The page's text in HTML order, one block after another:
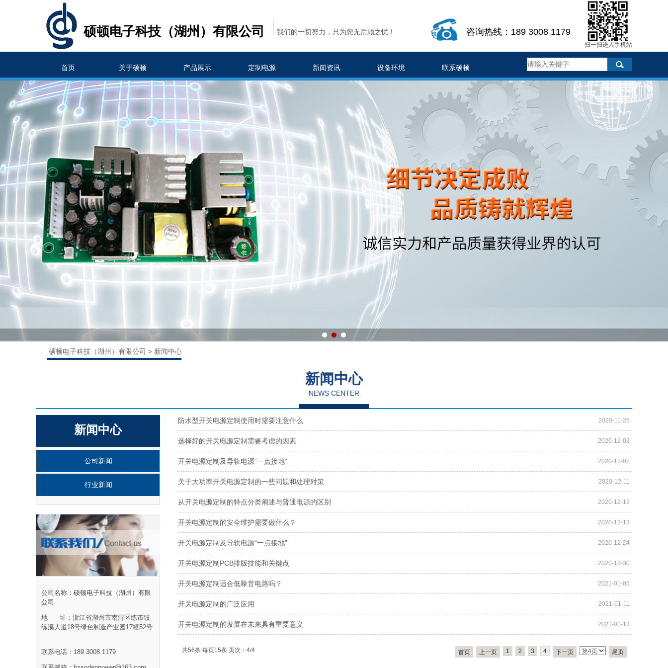
硕顿电子科技（湖州）有限公司
首页 关于硕顿 产品展示 定制电源 新闻资讯 设备环境 联系硕顿
咨询热线：189 3008 1179
我们的一切努力，只为您无后顾之忧！
扫一扫进入手机站
公司名称： 硕顿电子科技（湖州）有限
公司
地 址： 浙江省湖州市南浔区练市镇
练溪大道18号绿色制造产业园17幢52号
联系电话：189 3008 1179
新闻中心
NEWS CENTER
新闻中心
公司新闻
行业新闻
硕顿电子科技（湖州）有限公司 > 新闻中心
>公司新闻
防水型开关电源定制使用时需要注意什么 2020-11-25
选择好的开关电源定制需要考虑的因素 2020-12-02
开关电源定制及导轨电源“一点接地” 2020-12-07
关于大功率开关电源定制的一些问题和处理对策 2020-12-11
从开关电源定制的特点分类阐述与普通电源的区别 2020-12-15
开关电源定制的安全维护需要做什么？ 2020-12-18
开关电源定制及导轨电源“一点接地” 2020-12-24
开关电源定制PCB排版技能和关键点 2020-12-30
开关电源定制适合低噪音电路吗？ 2021-01-05
开关电源定制的广泛应用 2021-01-11
开关电源定制的发展在未来具有重要意义 2021-01-13
共56条 每页15条 页次：4/4 首页 上一页 1 2 3 4 下一页 尾页